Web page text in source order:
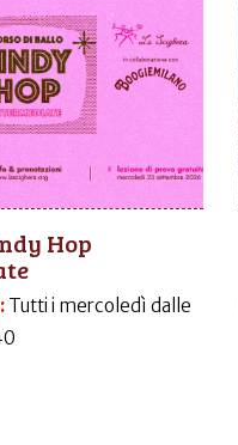
Hop
Tutti i mercoledì dalle